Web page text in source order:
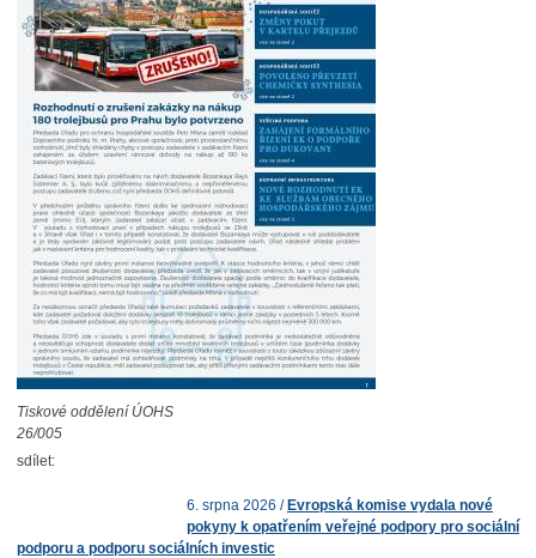
Tiskové oddělení ÚOHS
26/005
sdílet:
6. srpna 2026 / Evropská komise vydala nové
pokyny k opatřením veřejné podpory pro sociální
podporu a podporu sociálních investic